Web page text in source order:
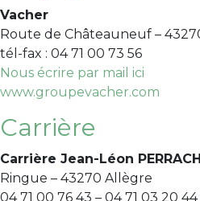
Vacher
Route de Châteauneuf –
tél-fax : 04 71 00 73 56
Nous écrire par mail ici
www.groupevacher.com
Carrière
Carrière Jean-Léon
Ringue – 43270 Allègre
04 71 00 76 43 – 04 71 03 20 44